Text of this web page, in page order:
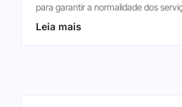
para garantir a normalidade dos
Leia mais